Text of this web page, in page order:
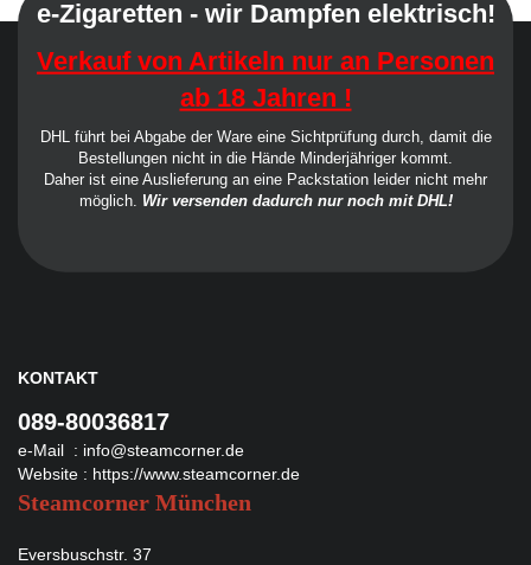
e-Zigaretten - wir Dampfen elektrisch!
Verkauf von Artikeln nur an Personen
ab 18 Jahren !
DHL führt bei Abgabe der Ware eine Sichtprüfung durch, damit die
Bestellungen nicht in die Hände Minderjähriger kommt.
Daher ist eine Auslieferung an eine Packstation leider nicht mehr
möglich. Wir versenden dadurch nur noch mit DHL!
KONTAKT
089-80036817
e-Mail : info@steamcorner.de
Website : https://www.steamcorner.de
Steamcorner München
Eversbuschstr. 37